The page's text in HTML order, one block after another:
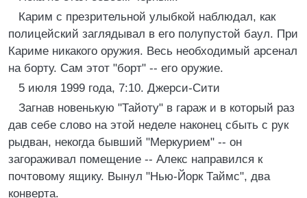
Карим с презрительной улыбкой наблюдал, как
полицейский заглядывал в его полупустой баул. При
Кариме никакого оружия. Весь необходимый арсенал
на борту. Сам этот "борт" -- его оружие.
5 июля 1999 года, 7:10. Джерси-Сити
Загнав новенькую "Тайоту" в гараж и в который раз
дав себе слово на этой неделе наконец сбыть с рук
рыдван, некогда бывший "Меркурием" -- он
загораживал помещение -- Алекс направился к
почтовому ящику. Вынул "Нью-Йорк Таймс", два
конверта.